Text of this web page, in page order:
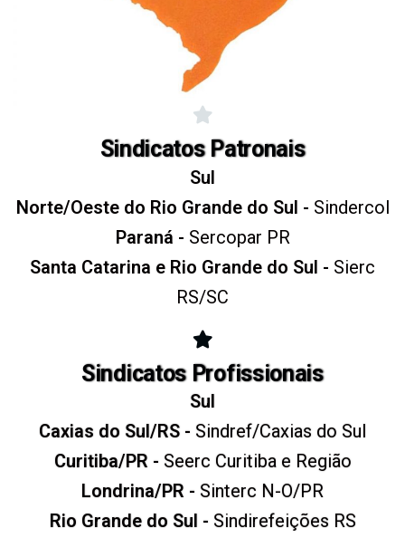
Sindicatos Patronais
Sul
Norte/Oeste do Rio Grande do Sul - Sindercol
Paraná - Sercopar PR
Santa Catarina e Rio Grande do Sul - Sierc
RS/SC
Sindicatos Profissionais
Sul
Caxias do Sul/RS - Sindref/Caxias do Sul
Curitiba/PR - Seerc Curitiba e Região
Londrina/PR - Sinterc N-O/PR
Rio Grande do Sul - Sindirefeições RS